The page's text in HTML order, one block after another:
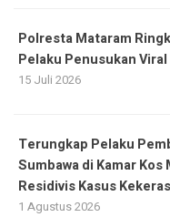
Polresta Mataram
Pelaku Penusukan
15 Juli 2026
Terungkap Pelaku
Sumbawa di Kamar Kos
Residivis Kasus
1 Agustus 2026